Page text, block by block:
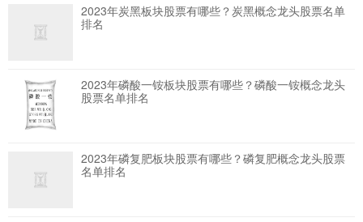
2023年炭黑板块股票有哪些？炭黑概念龙头股票名单
排名
2023年磷酸一铵板块股票有哪些？磷酸一铵概念龙头
股票名单排名
2023年磷复肥板块股票有哪些？磷复肥概念龙头股票
名单排名